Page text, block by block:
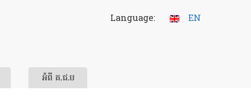
Language: EN
អំពី គ.ជ.ប